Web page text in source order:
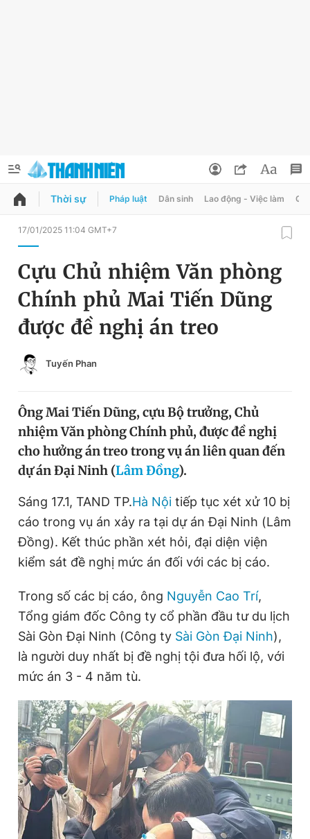
QUẢNG CÁO
Chuyên mục
Chuyên mục khác
Chào ngày mới
Tin thị trường
Video Magazine
Sản phẩm khác
Tiện ích Bạn cần biết
Thông tin tòa soạn Liên hệ quảng cáo
Đọc Thanh Niên trên điện thoại
Theo dõi báo trên
Hotline
0906 645 777
Liên hệ quảng cáo
0908 780 404
Đổi mật khẩu
Tin đã lưu
Tin đã xem
Thời sự Pháp luật Dân sinh Lao động - Việc làm
17/01/2025 11:04 GMT+7
Cựu Chủ nhiệm Văn phòng
Chính phủ Mai Tiến Dũng
được đề nghị án treo
Tuyến Phan
Ông Mai Tiến Dũng, cựu Bộ trưởng, Chủ
nhiệm Văn phòng Chính phủ, được đề nghị
cho hưởng án treo trong vụ án liên quan đến
dự án Đại Ninh (Lâm Đồng).
Sáng 17.1, TAND TP.Hà Nội tiếp tục xét xử 10 bị
cáo trong vụ án xảy ra tại dự án Đại Ninh (Lâm
Đồng). Kết thúc phần xét hỏi, đại diện viện
kiểm sát đề nghị mức án đối với các bị cáo.
Trong số các bị cáo, ông Nguyễn Cao Trí,
Tổng giám đốc Công ty cổ phần đầu tư du lịch
Sài Gòn Đại Ninh (Công ty Sài Gòn Đại Ninh),
là người duy nhất bị đề nghị tội đưa hối lộ, với
mức án 3 - 4 năm tù.